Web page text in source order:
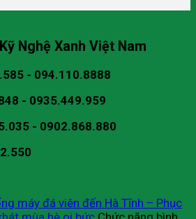
Nghệ Xanh Việt Nam
- 094.110.8888
- 0935.449.959
- 0902.868.880
máy đá viên đến Hà Tĩnh – Phục